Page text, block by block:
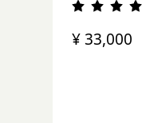
評価
¥ 33,000